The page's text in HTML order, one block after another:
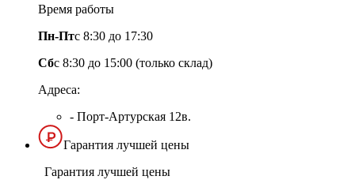
Время работы
Пн-Птс 8:30 до 17:30
Сбс 8:30 до 15:00 (только склад)
Адреса:
- Порт-Артурская 12в.
Гарантия лучшей цены
Гарантия лучшей цены